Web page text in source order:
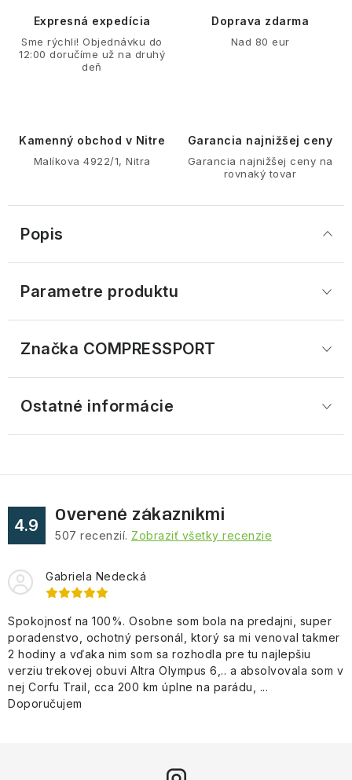
Expresná expedícia
Sme rýchli! Objednávku do
12:00 doručíme už na druhý
deň
Doprava zdarma
Nad 80 eur
Kamenný obchod v Nitre
Malíkova 4922/1, Nitra
Garancia najnižšej ceny
Garancia najnižšej ceny na
rovnaký tovar
Popis
Parametre produktu
Značka COMPRESSPORT
Ostatné informácie
4.9
Overené zákazníkmi
507 recenzií. Zobraziť všetky recenzie
Gabriela Nedecká
Spokojnosť na 100%. Osobne som bola na predajni, super
poradenstvo, ochotný personál, ktorý sa mi venoval takmer
2 hodiny a vďaka nim som sa rozhodla pre tu najlepšiu
verziu trekovej obuvi Altra Olympus 6,.. a absolvovala som v
nej Corfu Trail, cca 200 km úplne na parádu, ...
Doporučujem